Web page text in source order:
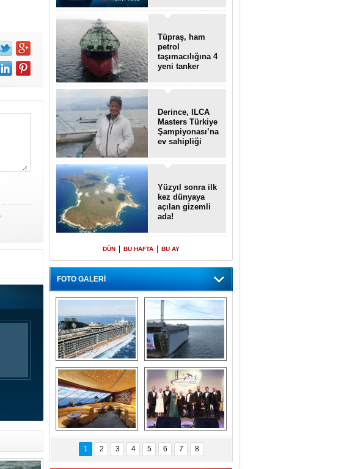
Tüpraş, ham
petrol
taşımacılığına 4
yeni tanker
Derince, ILCA
Masters Türkiye
Şampiyonası’na
ev sahipliği
Yüzyıl sonra ilk
kez dünyaya
açılan gizemli
ada!
DÜN BU HAFTA BU AY
FOTO GALERİ
“Gemi içinde gemi”
konsepti ile MSC
Splendida
Dünyada tek!
Denizaltı yüzer
havuzu intikal
seyrine başladı
MSC'den 55 milyon
euroluk turizm geliri
müjdesi
5. Bosphorus Ship
Brokers Dinner,
İstanbul’da yapıldı
1 2 3 4 5 6 7 8